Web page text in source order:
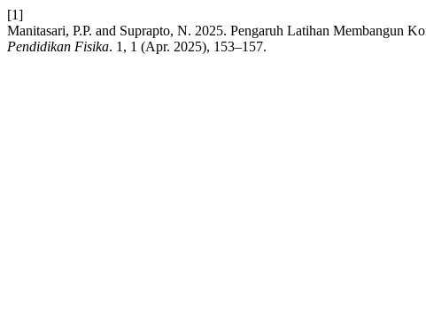
[1]
Manitasari, P.P. and Suprapto, N. 2025. Pengaruh Latihan Membangun
Pendidikan Fisika. 1, 1 (Apr. 2025), 153–157.